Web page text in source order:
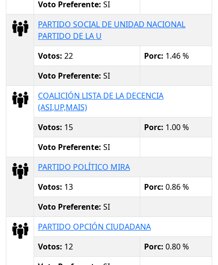
Voto Preferente: SI
PARTIDO SOCIAL DE UNIDAD NACIONAL
PARTIDO DE LA U
Votos: 22 Porc: 1.46 %
Voto Preferente: SI
COALICIÓN LISTA DE LA DECENCIA
(ASI,UP,MAIS)
Votos: 15 Porc: 1.00 %
Voto Preferente: SI
PARTIDO POLÍTICO MIRA
Votos: 13 Porc: 0.86 %
Voto Preferente: SI
PARTIDO OPCIÓN CIUDADANA
Votos: 12 Porc: 0.80 %